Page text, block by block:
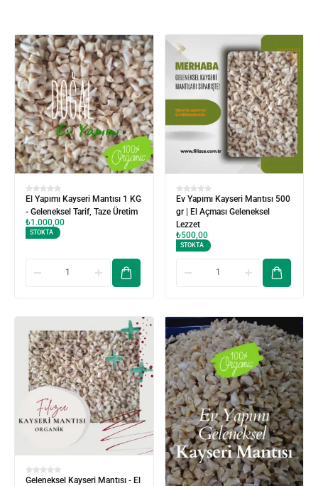
El Yapımı Kayseri Mantısı 1 KG
- Geleneksel Tarif, Taze Üretim
₺1.000,00
STOKTA
Ev Yapımı Kayseri Mantısı 500
gr | El Açması Geleneksel
Lezzet
₺500,00
STOKTA
Geleneksel Kayseri Mantısı - El